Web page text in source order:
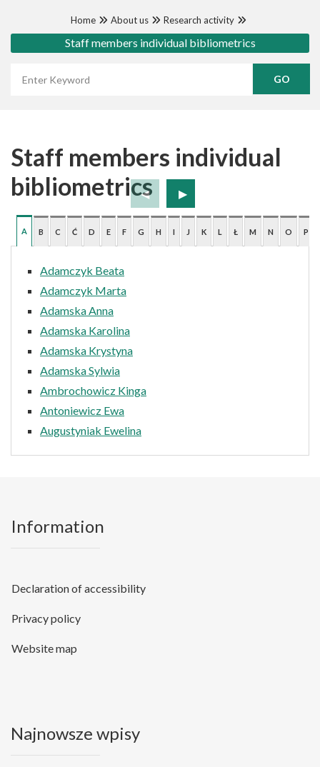
Home About us Research activity
Staff members individual bibliometrics
Staff members individual
bibliometrics
A B C Ć D E F G H I J K L Ł M N O P
Adamczyk Beata
Adamczyk Marta
Adamska Anna
Adamska Karolina
Adamska Krystyna
Adamska Sylwia
Ambrochowicz Kinga
Antoniewicz Ewa
Augustyniak Ewelina
Information
Declaration of accessibility
Privacy policy
Website map
Najnowsze wpisy